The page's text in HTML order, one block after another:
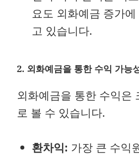
요도 외화예금 증가
고 있습니다.
2. 외화예금을 통한 수익 가능
외화예금을 통한 수익은
로 볼 수 있습니다.
환차익: 가장 큰 수익